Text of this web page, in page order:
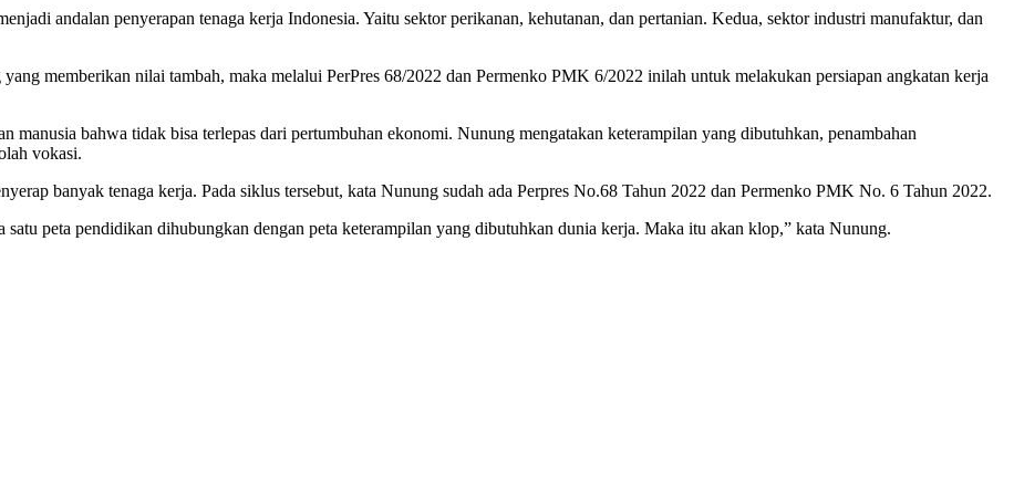
andalan penyerapan tenaga kerja Indonesia. Yaitu sektor perikanan, kehutanan, dan pertanian. Kedua, sektor industri manufaktur, dan
memberikan nilai tambah, maka melalui PerPres 68/2022 dan Permenko PMK 6/2022 inilah untuk melakukan persiapan angkatan kerja
bahwa tidak bisa terlepas dari pertumbuhan ekonomi. Nunung mengatakan keterampilan yang dibutuhkan, penambahan
vokasi.
banyak tenaga kerja. Pada siklus tersebut, kata Nunung sudah ada Perpres No.68 Tahun 2022 dan Permenko PMK No. 6 Tahun 2022.
peta pendidikan dihubungkan dengan peta keterampilan yang dibutuhkan dunia kerja. Maka itu akan klop,” kata Nunung.